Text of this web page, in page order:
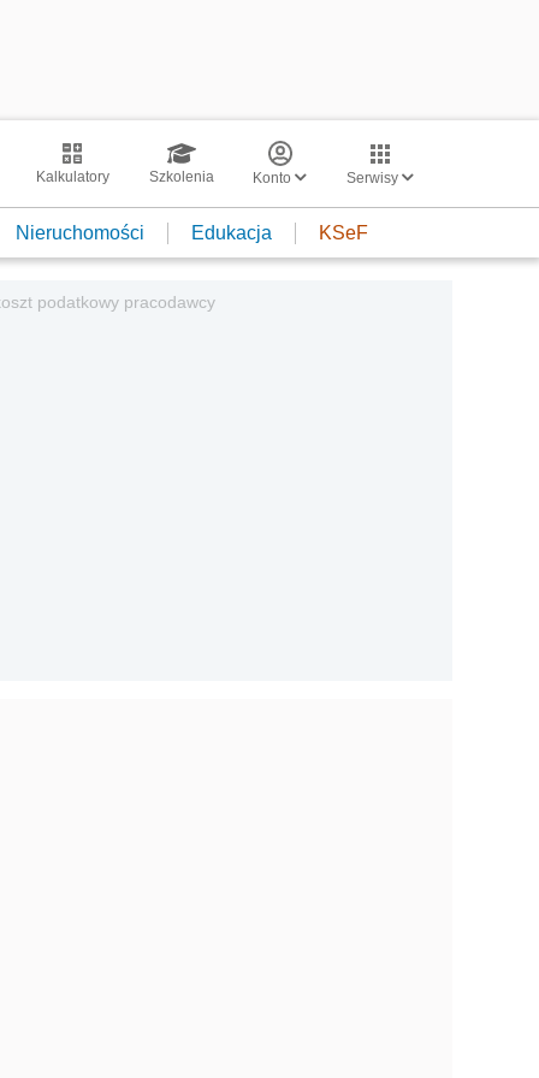
Kalkulatory Szkolenia Konto Serwisy
Nieruchomości Edukacja KSeF
podatkowy pracodawcy